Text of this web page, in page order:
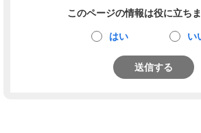
このページの情報は役に立ち
はい い
送信する